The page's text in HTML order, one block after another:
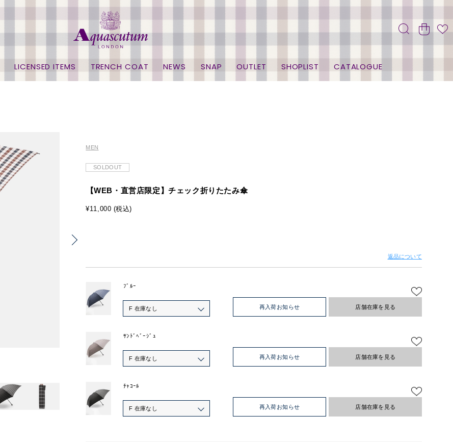
LICENSED ITEMS TRENCH COAT NEWS SNAP OUTLET SHOPLIST CATALOGUE
MEN
SOLDOUT
【WEB・直営店限定】チェック折りたたみ傘
¥11,000 (税込)
返品について
ﾌﾞﾙｰ
F 在庫なし 再入荷お知らせ 店舗在庫を見る
ｻﾝﾄﾞﾍﾞｰｼﾞｭ
F 在庫なし 再入荷お知らせ 店舗在庫を見る
ﾁｬｺｰﾙ
F 在庫なし 再入荷お知らせ 店舗在庫を見る